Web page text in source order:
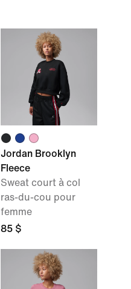
Jordan Brooklyn
Fleece
Sweat court à col
ras-du-cou pour
femme
85 $